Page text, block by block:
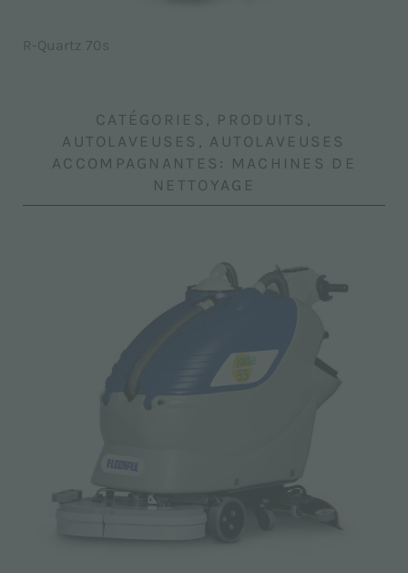
R-Quartz 70s
CATÉGORIES, PRODUITS,
AUTOLAVEUSES, AUTOLAVEUSES
ACCOMPAGNANTES: MACHINES DE
NETTOYAGE